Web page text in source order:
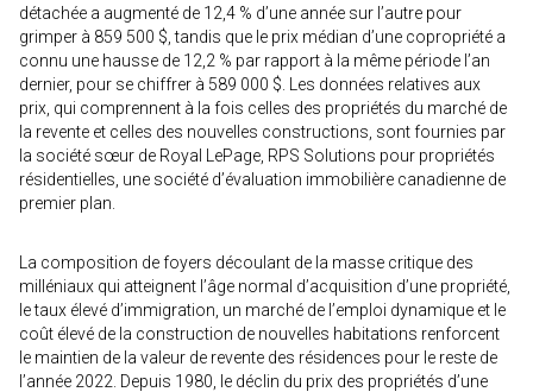
détachée a augmenté de 12,4 % d’une année sur l’autre pour
grimper à 859 500 $, tandis que le prix médian d’une copropriété a
connu une hausse de 12,2 % par rapport à la même période l’an
dernier, pour se chiffrer à 589 000 $. Les données relatives aux
prix, qui comprennent à la fois celles des propriétés du marché de
la revente et celles des nouvelles constructions, sont fournies par
la société sœur de Royal LePage, RPS Solutions pour propriétés
résidentielles, une société d’évaluation immobilière canadienne de
premier plan.
La composition de foyers découlant de la masse critique des
milléniaux qui atteignent l’âge normal d’acquisition d’une propriété,
le taux élevé d’immigration, un marché de l’emploi dynamique et le
coût élevé de la construction de nouvelles habitations renforcent
le maintien de la valeur de revente des résidences pour le reste de
l’année 2022. Depuis 1980, le déclin du prix des propriétés d’une